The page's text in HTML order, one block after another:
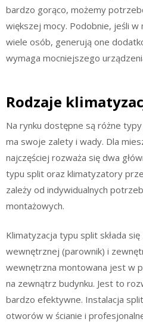
bardzo gorąco, możemy
większej mocy. Podobnie, jeśli
wiele osób, generują one
wymaga mocniejszego
Rodzaje
Na rynku dostępne są różne
ma swoje zalety i wady. Dla
najczęściej rozważa się dwa
typu split oraz klimatyzatory
zależy od indywidualnych
montażowych.
Klimatyzacja typu split składa
wewnętrznej (parownik) i
wewnętrzna montowana jest w
na zewnątrz budynku. Jest to
bardzo efektywne. Instalacja
otworów w ścianie i